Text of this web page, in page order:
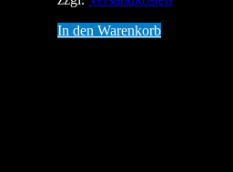
In den Warenkorb